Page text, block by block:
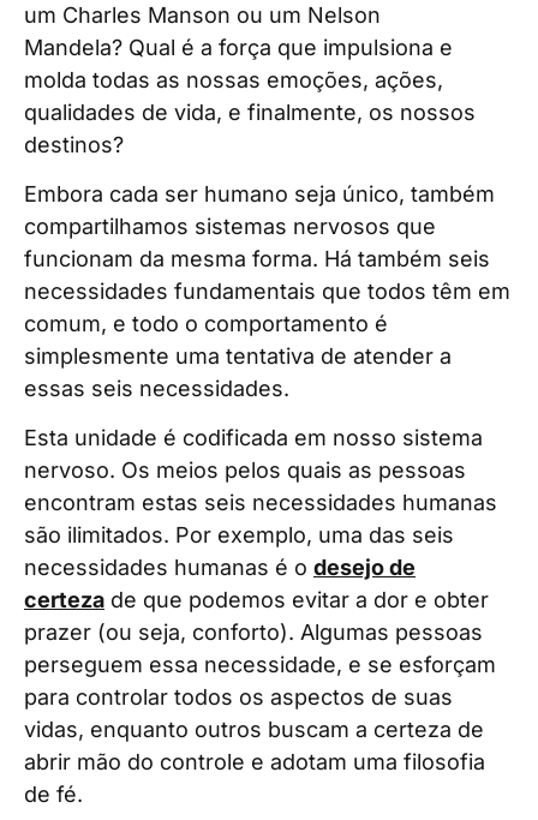
um Charles Manson ou um Nelson
Mandela? Qual é a força que impulsiona e
molda todas as nossas emoções, ações,
qualidades de vida, e finalmente, os nossos
destinos?
Embora cada ser humano seja único, também
compartilhamos sistemas nervosos que
funcionam da mesma forma. Há também seis
necessidades fundamentais que todos têm em
comum, e todo o comportamento é
simplesmente uma tentativa de atender a
essas seis necessidades.
Esta unidade é codificada em nosso sistema
nervoso. Os meios pelos quais as pessoas
encontram estas seis necessidades humanas
são ilimitados. Por exemplo, uma das seis
necessidades humanas é o desejo de
certeza de que podemos evitar a dor e obter
prazer (ou seja, conforto). Algumas pessoas
perseguem essa necessidade, e se esforçam
para controlar todos os aspectos de suas
vidas, enquanto outros buscam a certeza de
abrir mão do controle e adotam uma filosofia
de fé.